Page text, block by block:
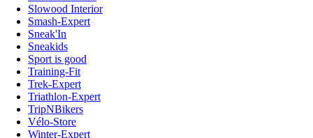
Slowood Interior
Smash-Expert
Sneak'In
Sneakids
Sport is good
Training-Fit
Trek-Expert
Triathlon-Expert
TripNBikers
Vélo-Store
Winter-Expert